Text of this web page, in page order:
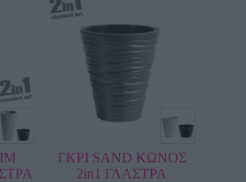
ΓΚΡΙ SAND ΚΩΝΟΣ
2in1 ΓΛΑΣΤΡΑ